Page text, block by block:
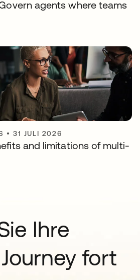
agents where teams
•31 JULI 2026
and limitations of multi-
Ihre
fort